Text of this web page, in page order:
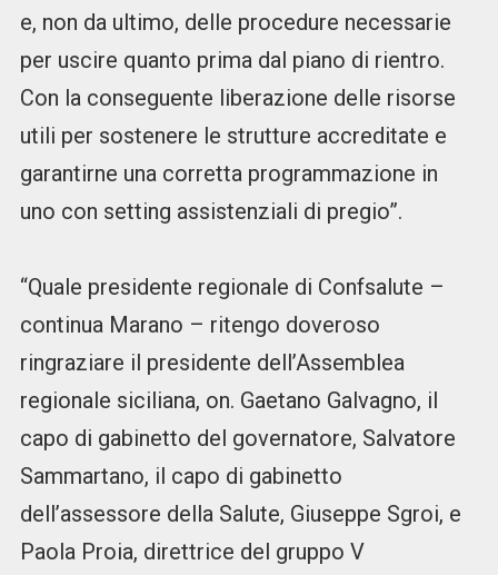
e, non da ultimo, delle procedure necessarie
per uscire quanto prima dal piano di rientro.
Con la conseguente liberazione delle risorse
utili per sostenere le strutture accreditate e
garantirne una corretta programmazione in
uno con setting assistenziali di pregio”.
“Quale presidente regionale di Confsalute –
continua Marano – ritengo doveroso
ringraziare il presidente dell’Assemblea
regionale siciliana, on. Gaetano Galvagno, il
capo di gabinetto del governatore, Salvatore
Sammartano, il capo di gabinetto
dell’assessore della Salute, Giuseppe Sgroi, e
Paola Proia, direttrice del gruppo V